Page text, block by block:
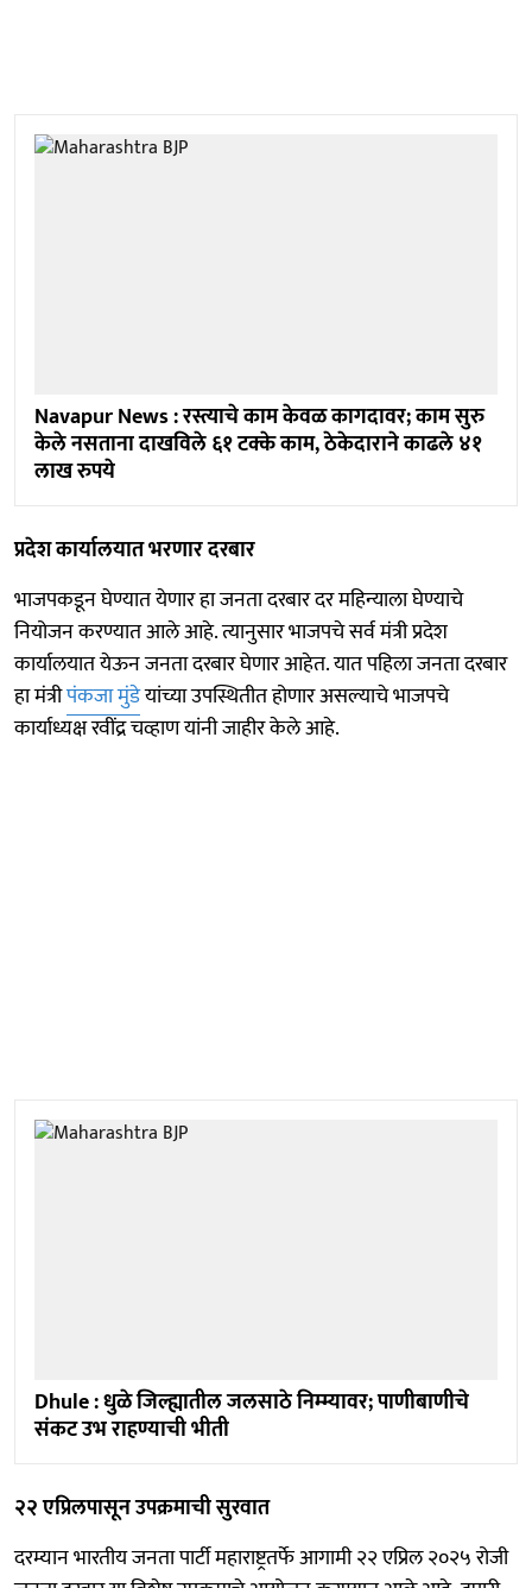
Navapur News : रस्त्याचे काम केवळ कागदावर; काम सुरु
केले नसताना दाखविले ६१ टक्के काम, ठेकेदाराने काढले ४१
लाख रुपये
प्रदेश कार्यालयात भरणार दरबार
भाजपकडून घेण्यात येणार हा जनता दरबार दर महिन्याला घेण्याचे
नियोजन करण्यात आले आहे. त्यानुसार भाजपचे सर्व मंत्री प्रदेश
कार्यालयात येऊन जनता दरबार घेणार आहेत. यात पहिला जनता दरबार
हा मंत्रीपंकजा मुंडेयांच्या उपस्थितीत होणार असल्याचे भाजपचे
कार्याध्यक्ष रवींद्र चव्हाण यांनी जाहीर केले आहे.
Dhule : धुळे जिल्ह्यातील जलसाठे निम्म्यावर; पाणीबाणीचे
संकट उभ राहण्याची भीती
२२ एप्रिलपासून उपक्रमाची सुरवात
दरम्यान भारतीय जनता पार्टी महाराष्ट्रतर्फे आगामी २२ एप्रिल २०२५ रोजी